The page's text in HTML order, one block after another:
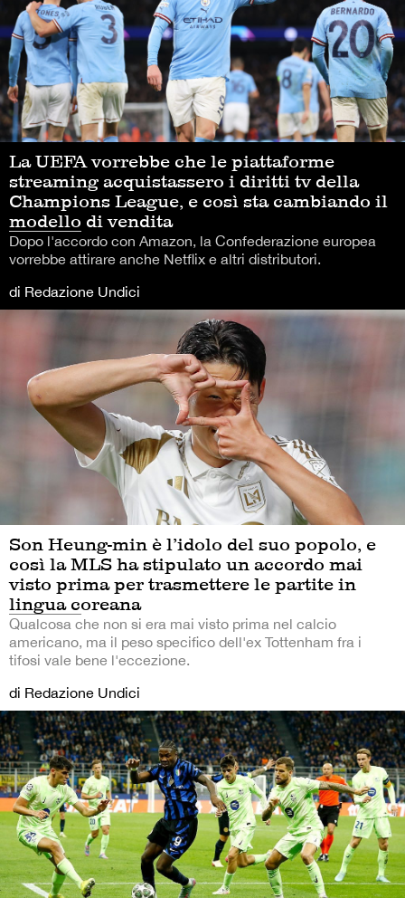
La UEFA vorrebbe che le piattaforme
streaming acquistassero i diritti tv della
Champions League, e così sta cambiando il
modello di vendita
Dopo l'accordo con Amazon, la Confederazione europea
vorrebbe attirare anche Netflix e altri distributori.
di Redazione Undici
Son Heung-min è l’idolo del suo popolo, e
così la MLS ha stipulato un accordo mai
visto prima per trasmettere le partite in
lingua coreana
Qualcosa che non si era mai visto prima nel calcio
americano, ma il peso specifico dell'ex Tottenham fra i
tifosi vale bene l'eccezione.
di Redazione Undici